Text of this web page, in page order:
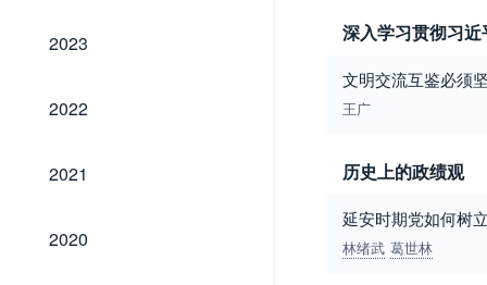
2023
2023
2022
2022
2021
2021
2020
2020
深入学习贯彻习
文明交流互鉴必须
王广
历史上的政绩观
延安时期党如何树
林绪武 葛世林